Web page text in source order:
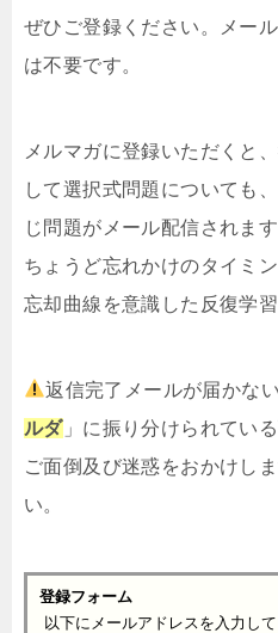
ぜひご登録ください。メー
は不要です。
メルマガに登録いただくと
して選択式問題についても
じ問題がメール配信されます
ちょうど忘れかけのタイミ
忘却曲線を意識した反復学
返信完了メールが届かな
ルダ」に振り分けられてい
ご面倒及び迷惑をおかけし
い。